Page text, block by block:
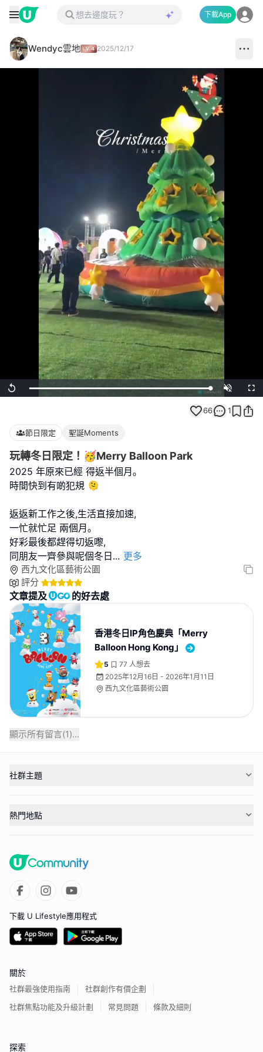
下載App
Wendyc雲地 2025/12/17
Replay Loaded:
100.00%
Unmute
66 1
節日限定 聖誕Moments
玩轉冬日限定！🥳Merry Balloon Park
2025 年原來已經 得返半個月｡
時間快到有啲犯規 🫠
返返新工作之後,生活直接加速,
一忙就忙足 兩個月｡
好彩最後都趕得切返嚟,
同朋友一齊參與呢個冬日 ... 更多
西九文化區藝術公園
評分
文章提及 的好去處
香港冬日IP角色慶典「⁠Merry
Balloon Hong Kong」
5 77 人想去
2025年12月16日 - 2026年1月11日
西九文化區藝術公園
顯示所有留言(1)...
社群主題
熱門地點
下載 U Lifestyle應用程式
關於
社群最強使用指南
社群創作有價企劃
社群焦點功能及升級計劃
常見問題 條款及細則
探索